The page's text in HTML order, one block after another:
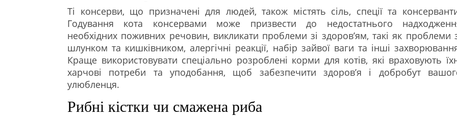
Ті консерви, що призначені для людей, також містять сіль, спеції та
Годування кота консервами може призвести до недостатнього
необхідних поживних речовин, викликати проблеми зі здоров’ям, такі як проблеми
шлунком та кишківником, алергічні реакції, набір зайвої ваги та інші
Краще використовувати спеціально розроблені корми для котів, які враховують
харчові потреби та уподобання, щоб забезпечити здоров’я і добробут
улюбленця.
Рибні кістки чи смажена риба